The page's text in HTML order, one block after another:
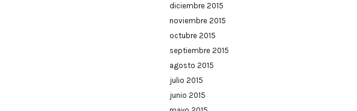
diciembre 2015
noviembre 2015
octubre 2015
septiembre 2015
agosto 2015
julio 2015
junio 2015